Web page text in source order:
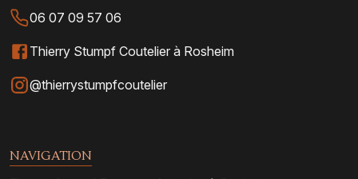
06 07 09 57 06
Thierry Stumpf Coutelier à Rosheim
@thierrystumpfcoutelier
NAVIGATION